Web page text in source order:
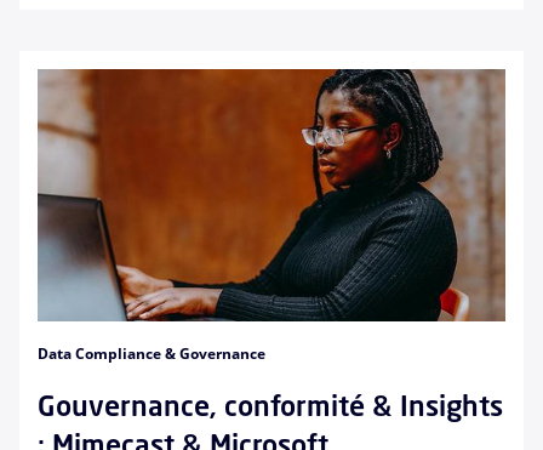
Data Compliance & Governance
Gouvernance, conformité & Insights